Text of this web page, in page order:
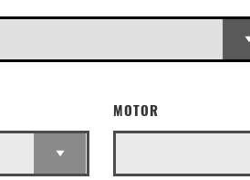
MOTOR